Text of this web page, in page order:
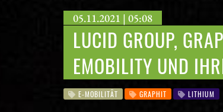
05.11.2021 | 05:08
LUCID GROUP,
EMOBILITY UND
E-MOBILITÄT GRAPHIT LITHIUM